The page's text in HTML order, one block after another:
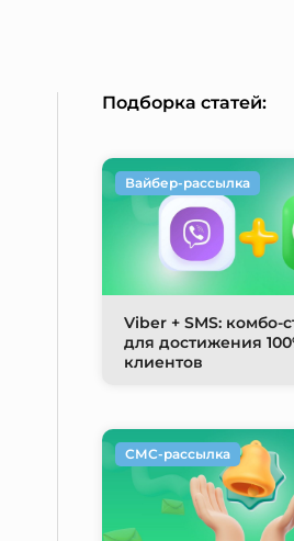
Подборка статей:
Viber + SMS: комбо-
для достижения
клиентов
Вайбер-рассылка
СМС-рассылка